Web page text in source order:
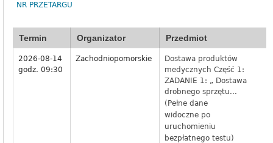
NR PRZETARGU
Termin Organizator Przedmiot
2026-08-14
godz. 09:30
Zachodniopomorskie
Dostawa produktów
medycznych Część 1:
ZADANIE 1: „ Dostawa
drobnego sprzętu...
(Pełne dane
widoczne po
uruchomieniu
bezpłatnego testu)